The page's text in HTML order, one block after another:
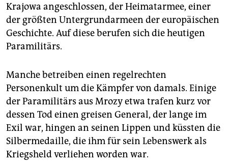
Krajowa angeschlossen, der Heimatarmee, einer
der größten Untergrundarmeen der europäischen
Geschichte. Auf diese berufen sich die heutigen
Paramilitärs.
Manche betreiben einen regelrechten
Personenkult um die Kämpfer von damals. Einige
der Paramilitärs aus Mrozy etwa trafen kurz vor
dessen Tod einen greisen General, der lange im
Exil war, hingen an seinen Lippen und küssten die
Silbermedaille, die ihm für sein Lebenswerk als
Kriegsheld verliehen worden war.